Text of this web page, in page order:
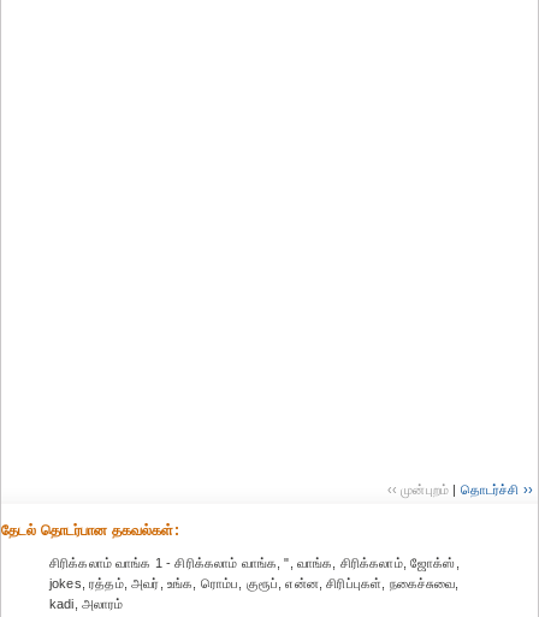
‹‹ முன்புறம் | தொடர்ச்சி ››
தேட‌ல் தொட‌ர்பான தகவ‌ல்க‌ள்:
சிரிக்கலாம் வாங்க 1 - சிரிக்கலாம் வாங்க, ", வாங்க, சிரிக்கலாம், ஜோக்ஸ்,
jokes, ரத்தம், அவர், உங்க, ரொம்ப, குரூப், என்ன, சிரிப்புகள், நகைச்சுவை,
kadi, அலாரம்